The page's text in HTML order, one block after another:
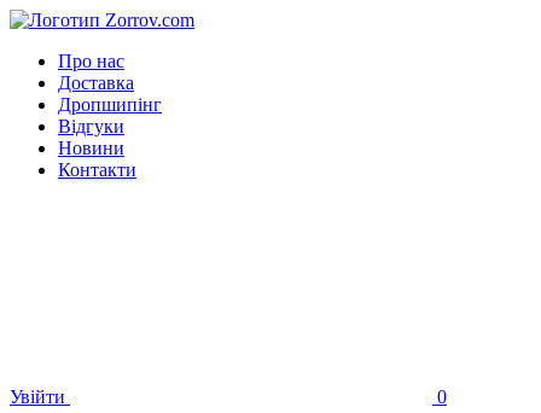
Про нас
Доставка
Дропшипінг
Відгуки
Новини
Контакти
Увійти 0